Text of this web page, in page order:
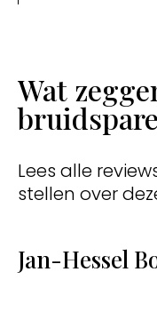
Wat
Lees alle
stellen over
Jan-Hessel